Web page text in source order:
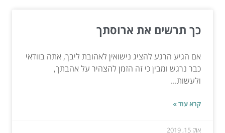
כך תרשים את ארוסתך
אם הגיע הרגע להציג נישואין לאהובת ליבך, אתה בוודאי
כבר נרגש ומבין כי זה הזמן להצהיר על אהבתך,
ולעשות...
קרא עוד »
אוק 15, 2019